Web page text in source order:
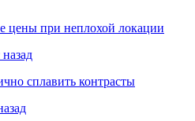
при неплохой локации
сплавить контрасты